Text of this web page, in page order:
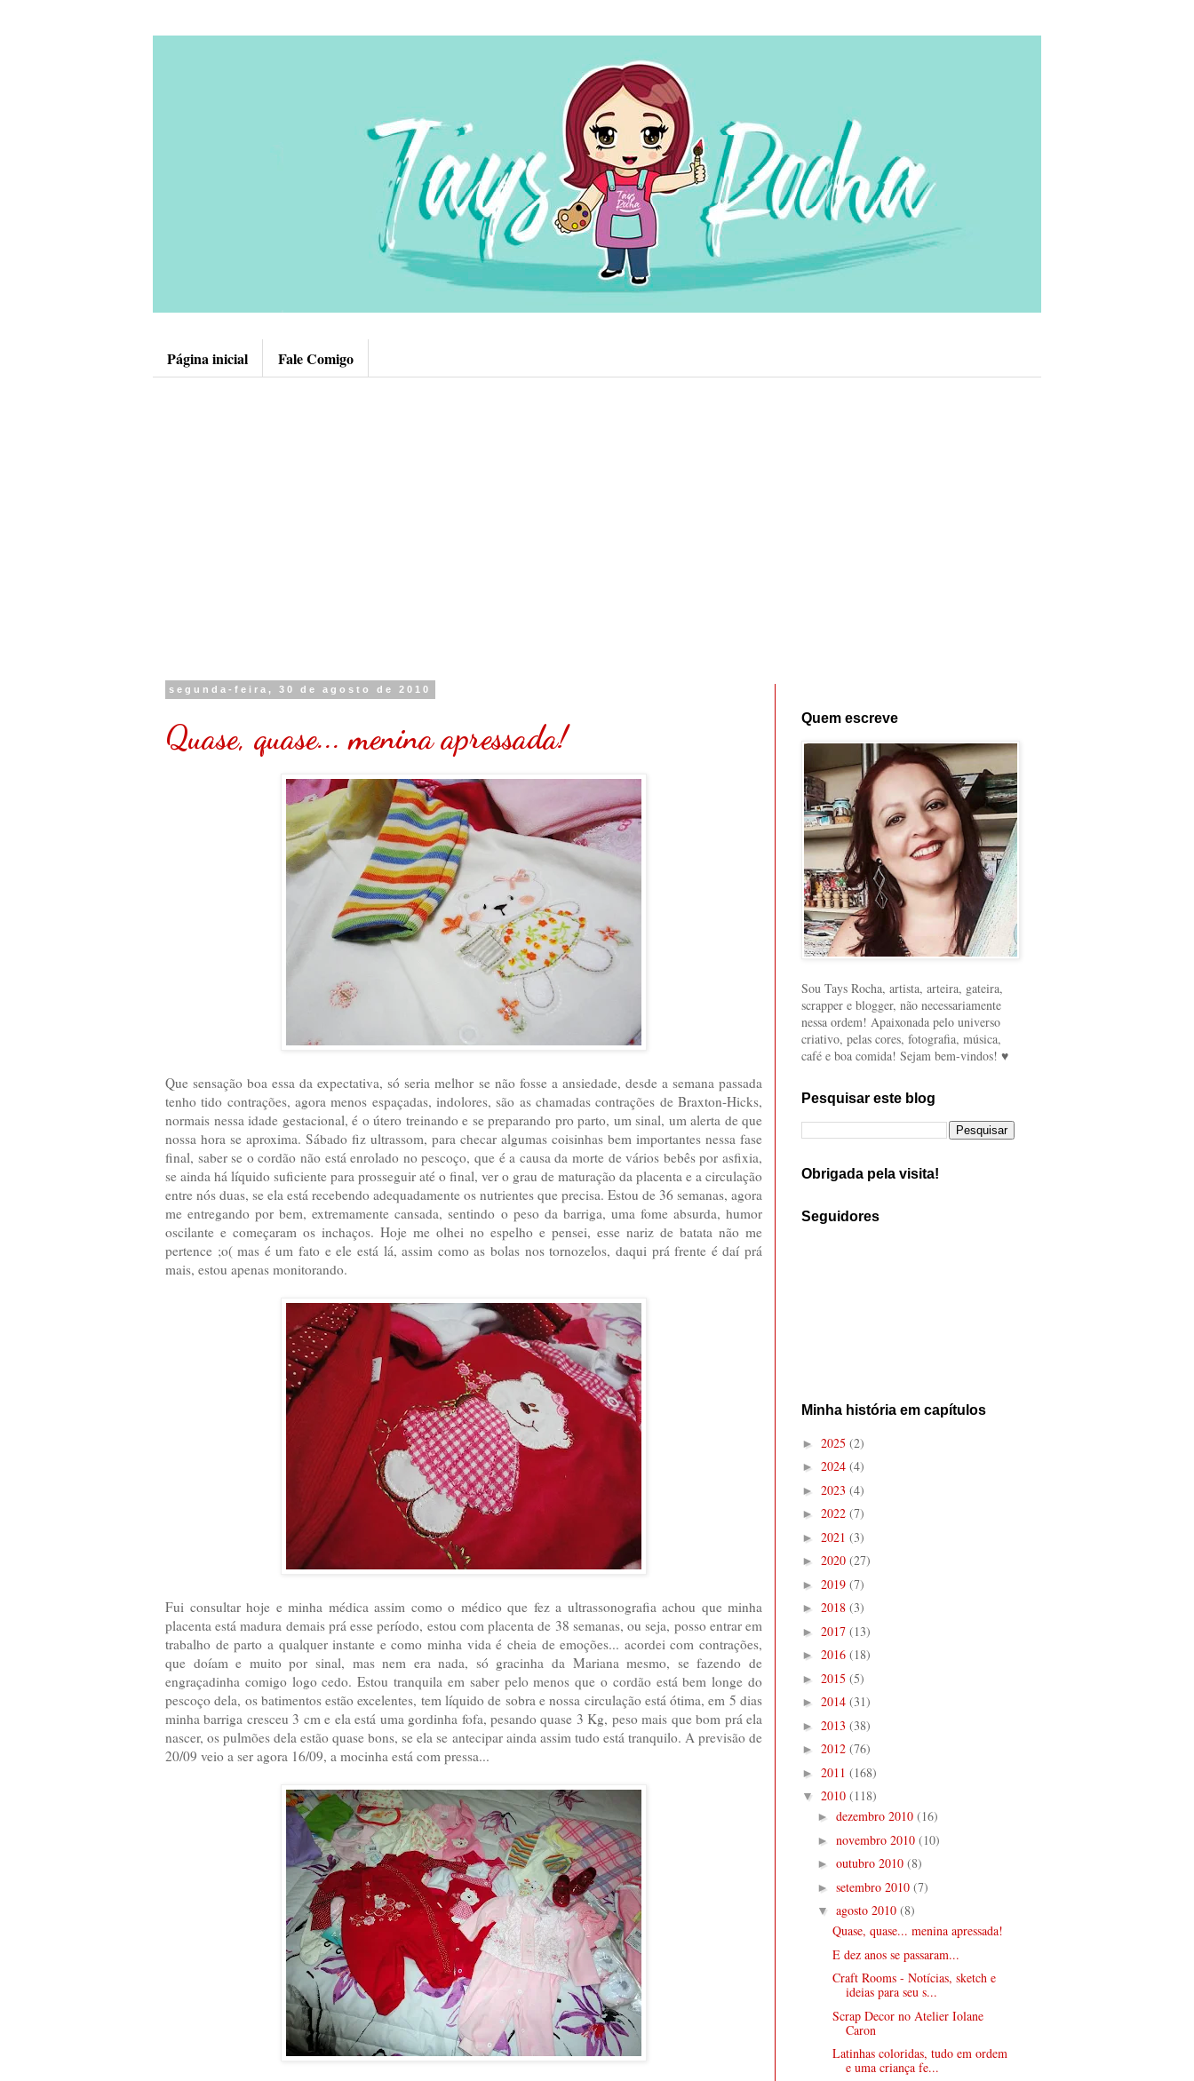
Página inicial Fale Comigo
segunda-feira, 30 de agosto de 2010
Quase, quase... menina apressada!
Que sensação boa essa da expectativa, só seria melhor se não fosse a ansiedade, desde a semana passada
tenho tido contrações, agora menos espaçadas, indolores, são as chamadas contrações de Braxton-Hicks,
normais nessa idade gestacional, é o útero treinando e se preparando pro parto, um sinal, um alerta de que
nossa hora se aproxima. Sábado fiz ultrassom, para checar algumas coisinhas bem importantes nessa fase
final, saber se o cordão não está enrolado no pescoço, que é a causa da morte de vários bebês por asfixia,
se ainda há líquido suficiente para prosseguir até o final, ver o grau de maturação da placenta e a circulação
entre nós duas, se ela está recebendo adequadamente os nutrientes que precisa. Estou de 36 semanas, agora
me entregando por bem, extremamente cansada, sentindo o peso da barriga, uma fome absurda, humor
oscilante e começaram os inchaços. Hoje me olhei no espelho e pensei, esse nariz de batata não me
pertence ;o( mas é um fato e ele está lá, assim como as bolas nos tornozelos, daqui prá frente é daí prá
mais, estou apenas monitorando.
Fui consultar hoje e minha médica assim como o médico que fez a ultrassonografia achou que minha
placenta está madura demais prá esse período, estou com placenta de 38 semanas, ou seja, posso entrar em
trabalho de parto a qualquer instante e como minha vida é cheia de emoções... acordei com contrações,
que doíam e muito por sinal, mas nem era nada, só gracinha da Mariana mesmo, se fazendo de
engraçadinha comigo logo cedo. Estou tranquila em saber pelo menos que o cordão está bem longe do
pescoço dela, os batimentos estão excelentes, tem líquido de sobra e nossa circulação está ótima, em 5 dias
minha barriga cresceu 3 cm e ela está uma gordinha fofa, pesando quase 3 Kg, peso mais que bom prá ela
nascer, os pulmões dela estão quase bons, se ela se antecipar ainda assim tudo está tranquilo. A previsão de
20/09 veio a ser agora 16/09, a mocinha está com pressa...
Quem escreve
Sou Tays Rocha, artista, arteira, gateira,
scrapper e blogger, não necessariamente
nessa ordem! Apaixonada pelo universo
criativo, pelas cores, fotografia, música,
café e boa comida! Sejam bem-vindos! ♥
Pesquisar este blog
Obrigada pela visita!
Seguidores
Minha história em capítulos
► 2025 (2)
► 2024 (4)
► 2023 (4)
► 2022 (7)
► 2021 (3)
► 2020 (27)
► 2019 (7)
► 2018 (3)
► 2017 (13)
► 2016 (18)
► 2015 (5)
► 2014 (31)
► 2013 (38)
► 2012 (76)
► 2011 (168)
▼ 2010 (118)
► dezembro 2010 (16)
► novembro 2010 (10)
► outubro 2010 (8)
► setembro 2010 (7)
▼ agosto 2010 (8)
Quase, quase... menina apressada!
E dez anos se passaram...
Craft Rooms - Notícias, sketch e
ideias para seu s...
Scrap Decor no Atelier Iolane
Caron
Latinhas coloridas, tudo em ordem
e uma criança fe...